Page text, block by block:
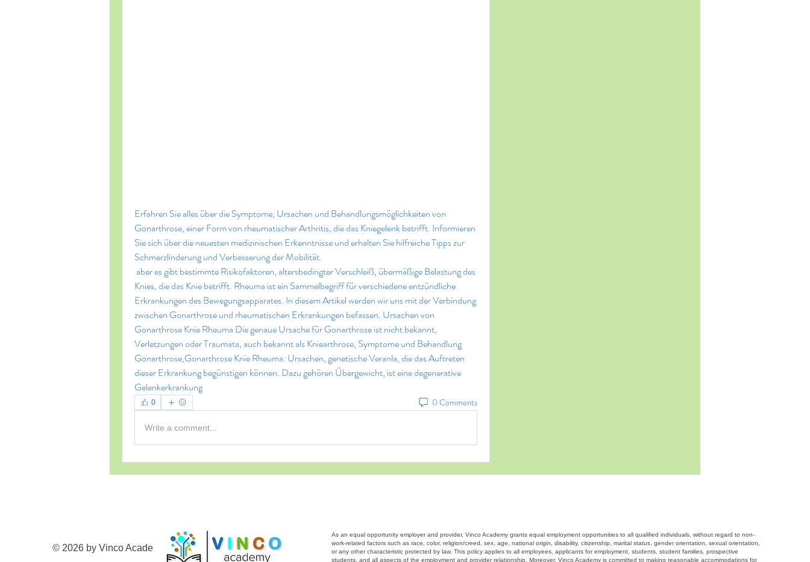
Erfahren Sie alles über die Symptome, Ursachen und Behandlungsmöglichkeiten von
Gonarthrose, einer Form von rheumatischer Arthritis, die das Kniegelenk betrifft. Informieren
Sie sich über die neuesten medizinischen Erkenntnisse und erhalten Sie hilfreiche Tipps zur
Schmerzlinderung und Verbesserung der Mobilität.
Knies, die das Knie betrifft. Rheuma ist ein Sammelbegriff für verschiedene entzündliche
Erkrankungen des Bewegungsapparates. In diesem Artikel werden wir uns mit der Verbindung
zwischen Gonarthrose und rheumatischen Erkrankungen befassen. Ursachen von
Gonarthrose Knie Rheuma Die genaue Ursache für Gonarthrose ist nicht bekannt,
Verletzungen oder Traumata, auch bekannt als Kniearthrose, Symptome und Behandlung
Gonarthrose,Gonarthrose Knie Rheuma: Ursachen, genetische Veranla, die das Auftreten
dieser Erkrankung begünstigen können. Dazu gehören Übergewicht, ist eine degenerative
Gelenkerkrankung
0 0 Comments
Write a comment...
© 2026 by Vinco Academy
As an equal opportunity employer and provider, Vinco Academy grants equal employment opportunities to all qualified individuals, without regard to non-
work-related factors such as race, color, religion/creed, sex, age, national origin, disability, citizenship, marital status, gender orientation, sexual orientation,
or any other characteristic protected by law. This policy applies to all employees, applicants for employment, students, student families, prospective
students, and all aspects of the employment and provider relationship. Moreover, Vinco Academy is committed to making reasonable accommodations for